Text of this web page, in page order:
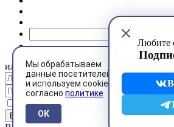
Мы обрабатываем
данные посетителей
и используем cookies
согласно политике
ОК
Любите
или
Запомнить меня